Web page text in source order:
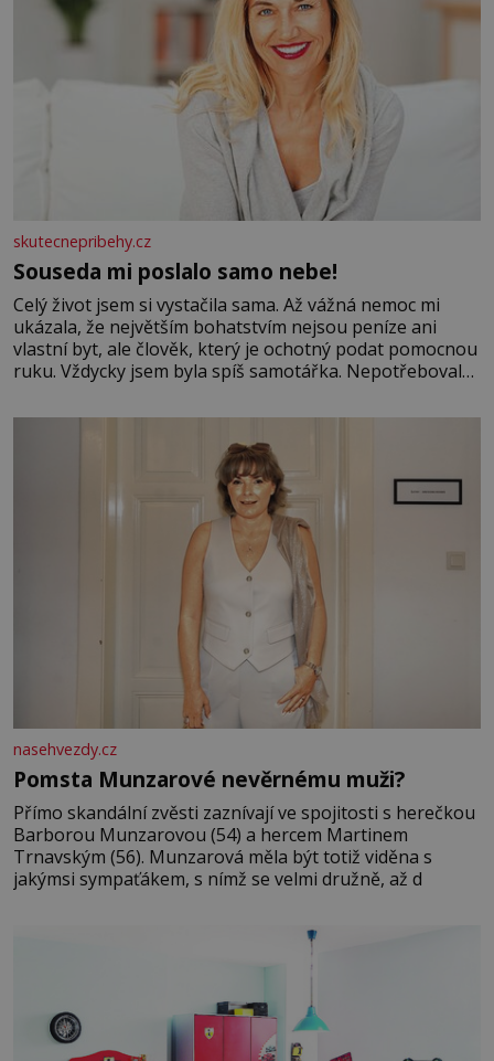
skutecnepribehy.cz
Souseda mi poslalo samo nebe!
Celý život jsem si vystačila sama. Až vážná nemoc mi
ukázala, že největším bohatstvím nejsou peníze ani
vlastní byt, ale člověk, který je ochotný podat pomocnou
ruku. Vždycky jsem byla spíš samotářka. Nepotřebovala
mi knihy, práce a hlavně klid. Hned po studiích jsem
nasehvezdy.cz
Pomsta Munzarové nevěrnému muži?
Přímo skandální zvěsti zaznívají ve spojitosti s herečkou
Barborou Munzarovou (54) a hercem Martinem
Trnavským (56). Munzarová měla být totiž viděna s
jakýmsi sympaťákem, s nímž se velmi družně, až d